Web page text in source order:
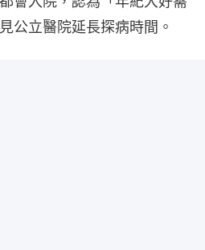
公立醫院延長探病時間。